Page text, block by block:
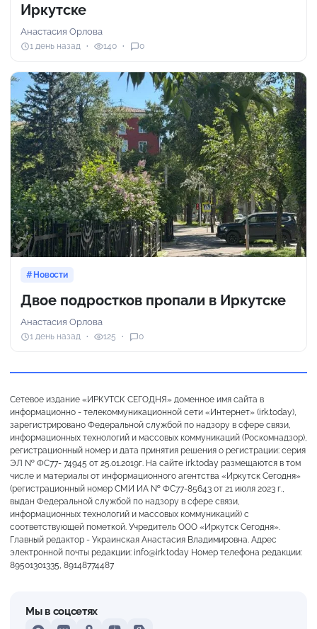
Иркутске
Анастасия Орлова
1 день назад 140 0
Новости
Двое подростков пропали в Иркутске
Анастасия Орлова
1 день назад 125 0
Сетевое издание «ИРКУТСК СЕГОДНЯ» доменное имя сайта в
информационно - телекоммуникационной сети «Интернет» (irk.today),
зарегистрировано Федеральной службой по надзору в сфере связи,
информационных технологий и массовых коммуникаций (Роскомнадзор),
регистрационный номер и дата принятия решения о регистрации: серия
ЭЛ № ФС77- 74945 от 25.01.2019г. На сайте irk.today размещаются в том
числе и материалы от информационного агентства «Иркутск Сегодня»
(регистрационный номер СМИ ИА № ФС77-85643 от 21 июля 2023 г.,
выдан Федеральной службой по надзору в сфере связи,
информационных технологий и массовых коммуникаций) с
соответствующей пометкой. Учредитель ООО «Иркутск Сегодня».
Главный редактор - Украинская Анастасия Владимировна. Адрес
электронной почты редакции: info@irk.today Номер телефона редакции:
89501301335, 89148774487
Мы в соцсетях